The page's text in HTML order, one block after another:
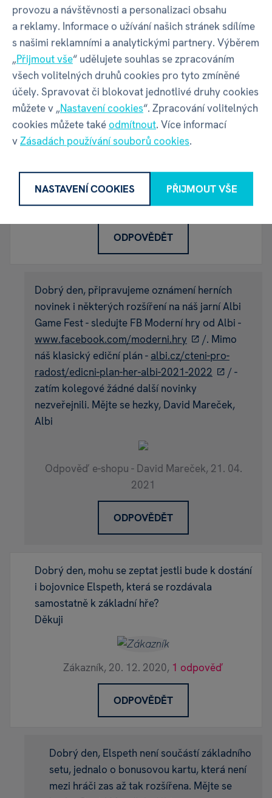
ODPOVĚDĚT
Dobrý den,
omlouvám se, jestli už tato informace někde
zazněla, došlo k nějakému posunu ohledně
rozhodnutí, jestli budou figurky i pro rozšíření
čí nikoliv?
Patrik Drexler,21. 04. 2021,1 odpověď
ODPOVĚDĚT
Dobrý den, připravujeme oznámení herních
novinek i některých rozšíření na náš jarní Albi
Game Fest - sledujte FB Moderní hry od Albi -
www.facebook.com/moderni.hry
/. Mimo
náš klasický ediční plán - albi.cz/cteni-pro-
radost/edicni-plan-her-albi-2021-2022
/ -
zatím kolegové žádné další novinky
nezveřejnili. Mějte se hezky, David Mareček,
Albi
Odpověď e-shopu - David Mareček, 21. 04.
2021
ODPOVĚDĚT
Dobrý den, mohu se zeptat jestli bude k dostání
i bojovnice Elspeth, která se rozdávala
samostatně k základní hře?
Děkuji
Zákazník, 20. 12. 2020, 1 odpověď
ODPOVĚDĚT
Dobrý den, Elspeth není součástí základního
setu, jednalo o bonusovou kartu, která není
mezi hráči zas až tak rozšířena. Mějte se
provozu a návštěvnosti a personalizaci obsahu
a reklamy. Informace o užívání našich stránek sdílíme
s našimi reklamními a analytickými partnery. Výběrem
„Přijmout vše“ udělujete souhlas se zpracováním
všech volitelných druhů cookies pro tyto zmíněné
účely. Spravovat či blokovat jednotlivé druhy cookies
můžete v „Nastavení cookies“. Zpracování volitelných
cookies můžete takéodmítnout. Více informací
vZásadách používání souborů cookies.
NASTAVENÍ COOKIES PŘIJMOUT VŠE